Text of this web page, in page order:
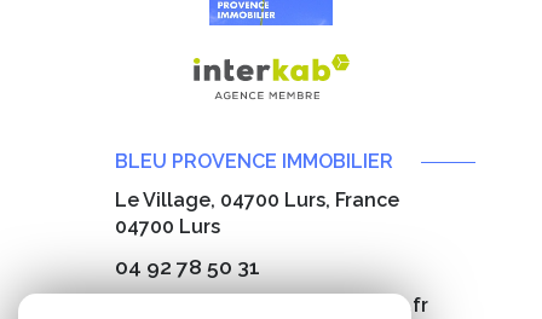
BLEU PROVENCE IMMOBILIER
Le Village, 04700 Lurs, France
04700 Lurs
04 92 78 50 31
bleuprovenceimmo04@orange.fr